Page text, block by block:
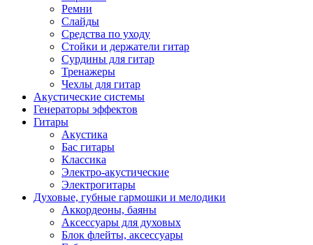
Ремни
Слайды
Средства по уходу
Стойки и держатели гитар
Сурдины для гитар
Тренажеры
Чехлы для гитар
Акустические системы
Генераторы эффектов
Гитары
Акустика
Бас гитары
Классика
Электро-акустические
Электрогитары
Духовые, губные гармошки и мелодики
Аккордеоны, баяны
Аксессуары для духовых
Блок флейты, аксессуары